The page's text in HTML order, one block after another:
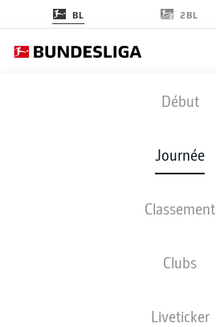
BL 2BL
Début
Journée
Classement
Clubs
Liveticker
S04 - KOE
COMPOSITIONS